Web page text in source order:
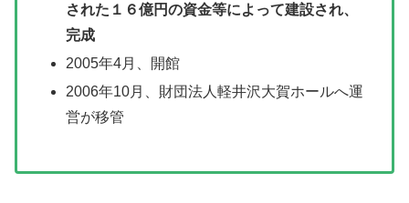
された１６億円の資金等によって建設され、
完成
2005年4月、開館
2006年10月、財団法人軽井沢大賀ホールへ運
営が移管